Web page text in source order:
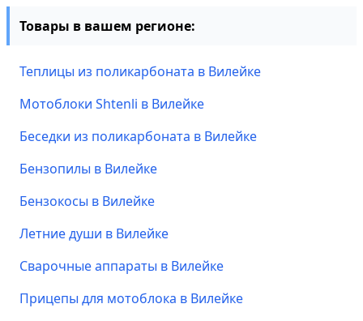
Товары в вашем регионе:
Теплицы из поликарбоната в Вилейке
Мотоблоки Shtenli в Вилейке
Беседки из поликарбоната в Вилейке
Бензопилы в Вилейке
Бензокосы в Вилейке
Летние души в Вилейке
Сварочные аппараты в Вилейке
Прицепы для мотоблока в Вилейке